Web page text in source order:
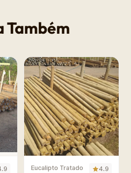
Também
Eucalipto Tratado 4.9